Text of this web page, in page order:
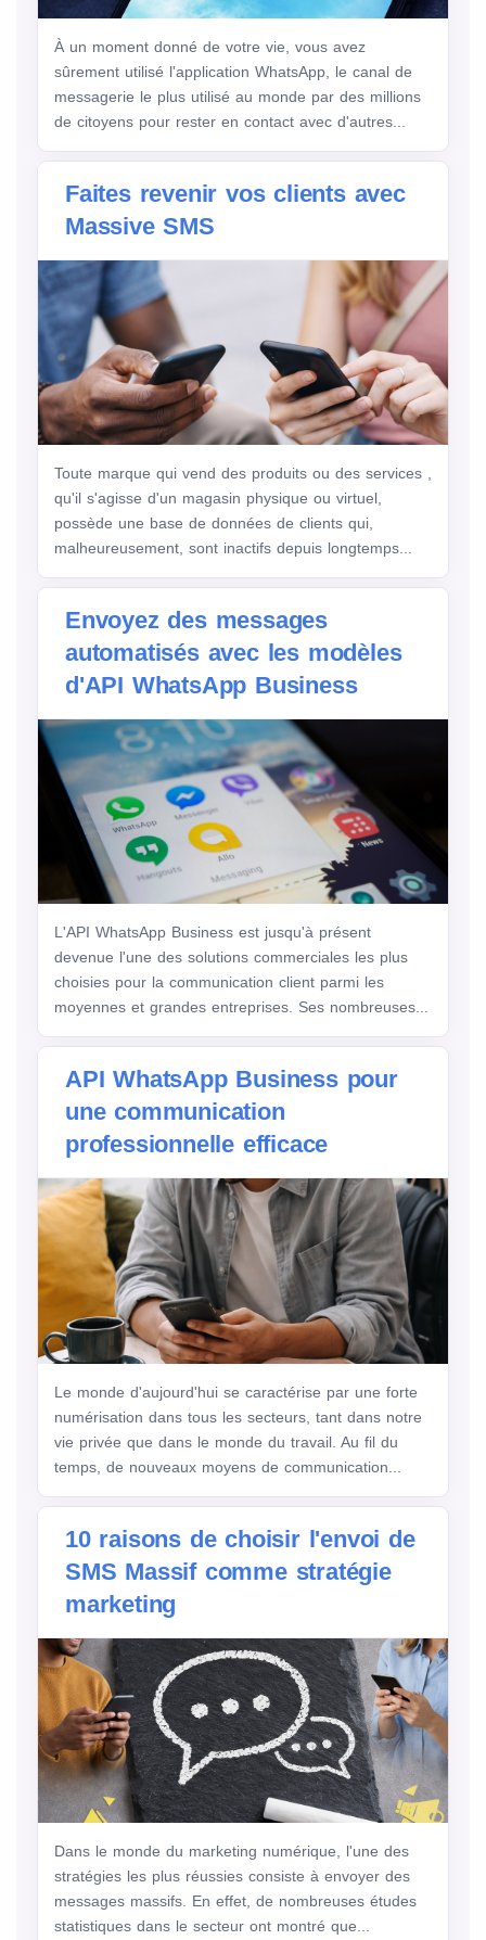
À un moment donné de votre vie, vous avez
sûrement utilisé l'application WhatsApp, le canal de
messagerie le plus utilisé au monde par des millions
de citoyens pour rester en contact avec d'autres...
Faites revenir vos clients avec
Massive SMS
Toute marque qui vend des produits ou des services ,
qu'il s'agisse d'un magasin physique ou virtuel,
possède une base de données de clients qui,
malheureusement, sont inactifs depuis longtemps...
Envoyez des messages
automatisés avec les modèles
d'API WhatsApp Business
L'API WhatsApp Business est jusqu'à présent
devenue l'une des solutions commerciales les plus
choisies pour la communication client parmi les
moyennes et grandes entreprises. Ses nombreuses...
API WhatsApp Business pour
une communication
professionnelle efficace
Le monde d'aujourd'hui se caractérise par une forte
numérisation dans tous les secteurs, tant dans notre
vie privée que dans le monde du travail. Au fil du
temps, de nouveaux moyens de communication...
10 raisons de choisir l'envoi de
SMS Massif comme stratégie
marketing
Dans le monde du marketing numérique, l'une des
stratégies les plus réussies consiste à envoyer des
messages massifs. En effet, de nombreuses études
statistiques dans le secteur ont montré que...